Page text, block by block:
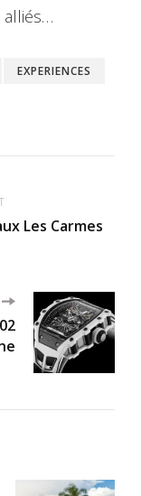
alliés…
EXPERIENCES
Les Carmes